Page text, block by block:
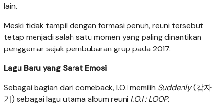
lain.
Meski tidak tampil dengan formasi penuh, reuni tersebut
tetap menjadi salah satu momen yang paling dinantikan
penggemar sejak pembubaran grup pada 2017.
Lagu Baru yang Sarat Emosi
Sebagai bagian dari comeback, I.O.I memilih Suddenly(갑자
기) sebagai lagu utama album reuni I.O.I : LOOP.